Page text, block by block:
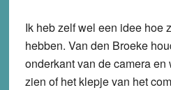
Ik heb zelf wel een idee hoe
hebben. Van den Broeke
onderkant van de camera
zien of het klepje van het